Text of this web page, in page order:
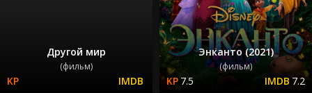
Другой мир
(фильм)
Энканто (2021)
(фильм)
7.5 7.2